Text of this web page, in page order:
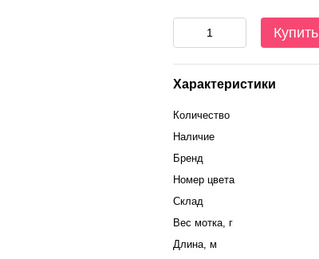
Купить
Характеристики
Количество
Наличие
Бренд
Номер цвета
Склад
Вес мотка, г
Длина, м